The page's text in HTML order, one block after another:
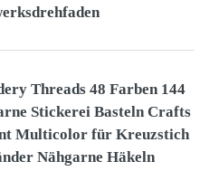
Threads 48 Farben 144
Stickerei Basteln Crafts
Multicolor für Kreuzstich
Nähgarne Häkeln